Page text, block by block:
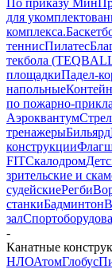
По приказу
для
комплекса.
теннисПилатес
текбола
площадкиПадел-
напольные
по пожарно-
Аэроквантум
тренажерыБильярд
конструкции
FITСкалодром
зрительские и
судейскиеРегби
станкиБадминтон
зал
-
Канатные
НЛОАтомГлобус